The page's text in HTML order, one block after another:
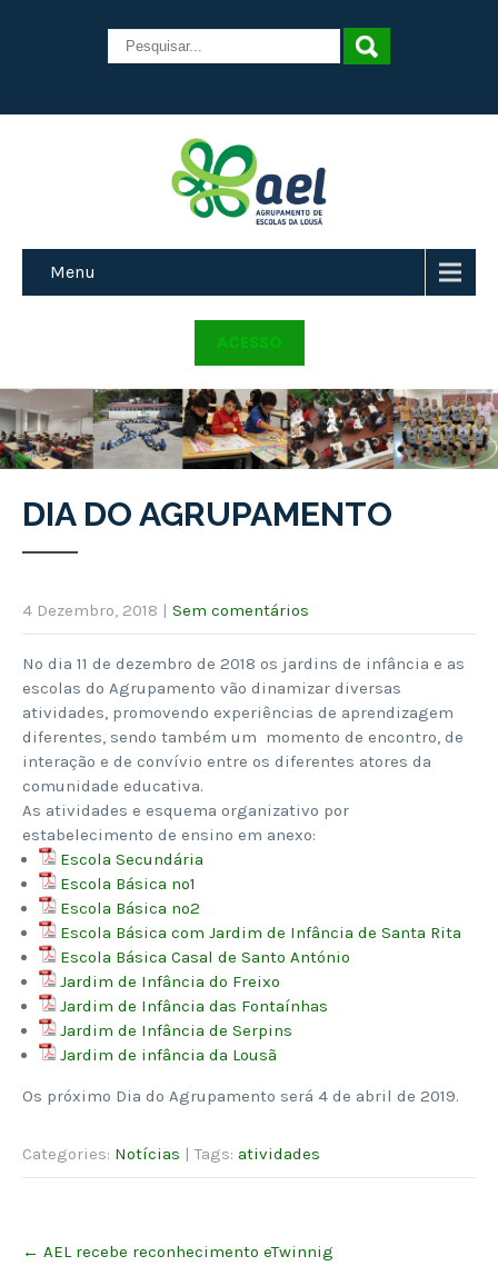
Menu
ACESSO
DIA DO AGRUPAMENTO
4 Dezembro, 2018 | Sem comentários
No dia 11 de dezembro de 2018 os jardins de infância e as
escolas do Agrupamento vão dinamizar diversas
atividades, promovendo experiências de aprendizagem
diferentes, sendo também um momento de encontro, de
interação e de convívio entre os diferentes atores da
comunidade educativa.
As atividades e esquema organizativo por
estabelecimento de ensino em anexo:
Escola Secundária
Escola Básica nº1
Escola Básica nº2
Escola Básica com Jardim de Infância de Santa Rita
Escola Básica Casal de Santo António
Jardim de Infância do Freixo
Jardim de Infância das Fontaínhas
Jardim de Infância de Serpins
Jardim de infância da Lousã
Os próximo Dia do Agrupamento será 4 de abril de 2019.
Categories: Notícias | Tags: atividades
navigation
← AEL recebe reconhecimento eTwinnig